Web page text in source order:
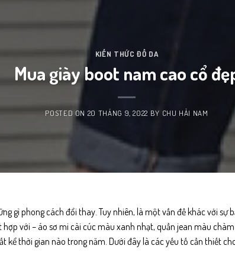
KIẾN THỨC ĐỒ DA
Mua giày boot nam cao cổ
POSTED ON 20 THÁNG 9, 2022 BY CHU HẢI NAM
gì phong cách đổi thay. Tuy nhiên, là một vấn đề khác với sự
với – áo sơ mi cài cúc màu xanh nhạt, quần jean màu
kể thời gian nào trong năm. Dưới đây là các yếu tố cần thiết